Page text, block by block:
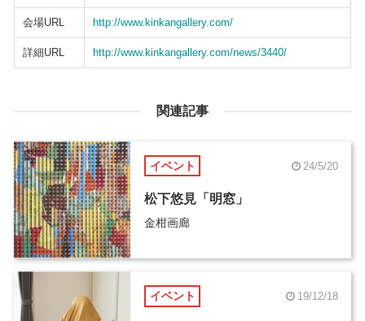
会場URL http://www.kinkangallery.com/
詳細URL http://www.kinkangallery.com/news/3440/
関連記事
イベント 24/5/20
松下悠見「明窓」
金柑画廊
イベント 19/12/18